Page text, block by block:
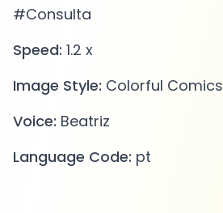
#Consulta
Speed: 1.2 x
Image Style: Colorful Comics
Voice: Beatriz
Language Code: pt